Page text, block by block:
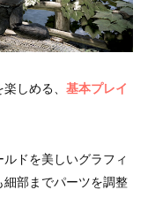
しめる、 基本プレイ
ドを美しいグラフィ
部までパーツを調整